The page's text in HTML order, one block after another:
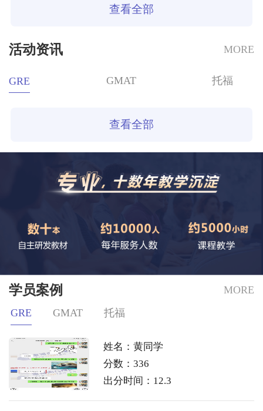
查看全部
活动资讯 MORE
GRE GMAT 托福
查看全部
学员案例
MORE
GRE
GMAT 托福
姓名：黄同学
分数：336
出分时间：12.3